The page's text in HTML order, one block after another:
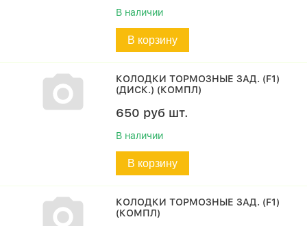
В наличии
В корзину
КОЛОДКИ ТОРМОЗНЫЕ ЗАД. (F1)
(ДИСК.) (КОМПЛ)
650 руб шт.
В наличии
В корзину
КОЛОДКИ ТОРМОЗНЫЕ ЗАД. (F1)
(КОМПЛ)